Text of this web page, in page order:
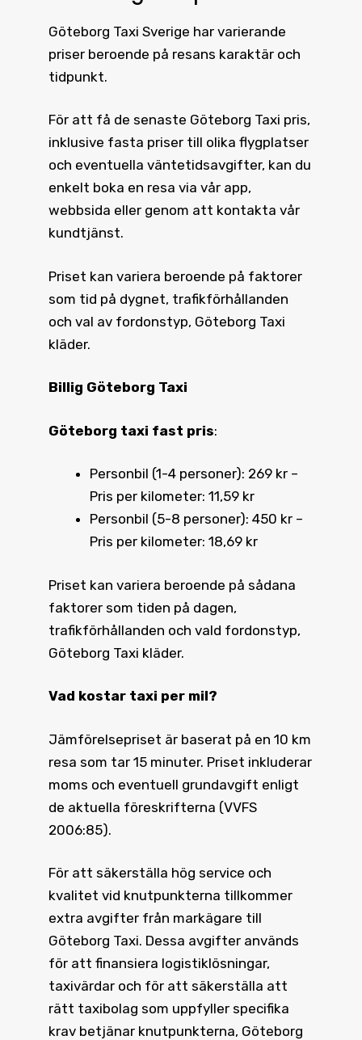
Göteborg Taxi Sverige har varierande
priser beroende på resans karaktär och
tidpunkt.
För att få de senaste Göteborg Taxi pris,
inklusive fasta priser till olika flygplatser
och eventuella väntetidsavgifter, kan du
enkelt boka en resa via vår app,
webbsida eller genom att kontakta vår
kundtjänst.
Priset kan variera beroende på faktorer
som tid på dygnet, trafikförhållanden
och val av fordonstyp, Göteborg Taxi
kläder.
Billig Göteborg Taxi
Göteborg taxi fast pris:
Personbil (1-4 personer): 269 kr –
Pris per kilometer: 11,59 kr
Personbil (5-8 personer): 450 kr –
Pris per kilometer: 18,69 kr
Priset kan variera beroende på sådana
faktorer som tiden på dagen,
trafikförhållanden och vald fordonstyp,
Göteborg Taxi kläder.
Vad kostar taxi per mil?
Jämförelsepriset är baserat på en 10 km
resa som tar 15 minuter. Priset inkluderar
moms och eventuell grundavgift enligt
de aktuella föreskrifterna (VVFS
2006:85).
För att säkerställa hög service och
kvalitet vid knutpunkterna tillkommer
extra avgifter från markägare till
Göteborg Taxi. Dessa avgifter används
för att finansiera logistiklösningar,
taxivärdar och för att säkerställa att
rätt taxibolag som uppfyller specifika
krav betjänar knutpunkterna, Göteborg